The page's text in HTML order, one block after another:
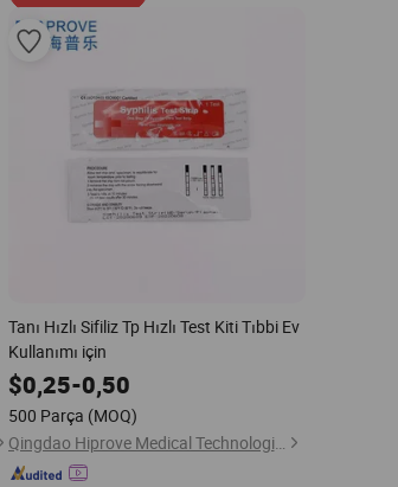
Tanı Hızlı Sifiliz Tp Hızlı Test Kiti Tıbbi Ev
Kullanımı için
$0,25-0,50
500 Parça (MOQ)
Qingdao Hiprove Medical Technologies Co., Ltd.